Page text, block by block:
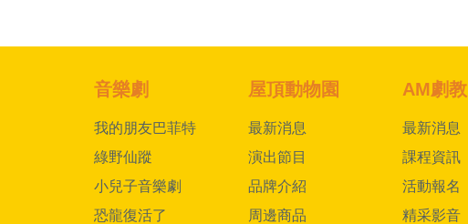
音樂劇
我的朋友巴菲特
綠野仙蹤
小兒子音樂劇
恐龍復活了
屋頂動物園
最新消息
演出節目
品牌介紹
周邊商品
AM劇教
最新消息
課程資訊
活動報名
精采影音